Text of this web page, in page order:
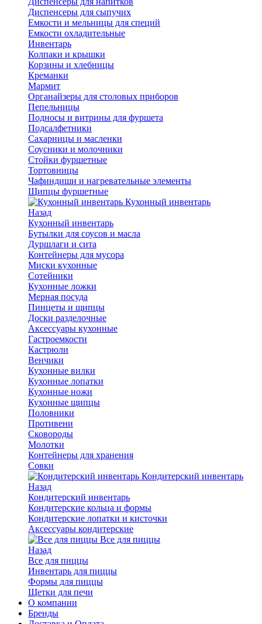
Диспенсеры для сыпучих
Емкости и мельницы для специй
Емкости охладительные
Инвентарь
Колпаки и крышки
Корзины и хлебницы
Креманки
Мармит
Органайзеры для столовых приборов
Пепельницы
Подносы и витрины для фуршета
Подсалфетники
Сахарницы и масленки
Соусники и молочники
Стойки фуршетные
Тортовницы
Чафиндиши и нагревательные элементы
Щипцы фуршетные
Кухонный инвентарь
Назад
Кухонный инвентарь
Бутылки для соусов и масла
Дуршлаги и сита
Контейнеры для мусора
Миски кухонные
Сотейники
Кухонные ложки
Мерная посуда
Пинцеты и щипцы
Доски разделочные
Аксессуары кухонные
Гастроемкости
Кастрюли
Венчики
Кухонные вилки
Кухонные лопатки
Кухонные ножи
Кухонные щипцы
Половники
Противени
Сковороды
Молотки
Контейнеры для хранения
Совки
Кондитерский инвентарь
Назад
Кондитерский инвентарь
Кондитерские кольца и формы
Кондитерские лопатки и кисточки
Аксессуары кондитерские
Все для пиццы
Назад
Все для пиццы
Инвентарь для пиццы
Формы для пиццы
Щетки для печи
О компании
Бренды